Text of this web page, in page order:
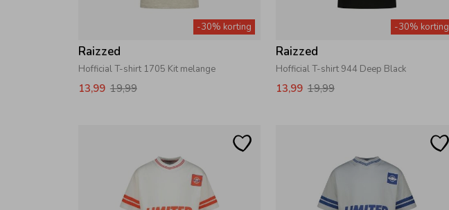
-30% korting
Raizzed
Hofficial T-shirt 1705 Kit melange
13,99 19,99
-30% korting
Raizzed
Hofficial T-shirt 944 Deep Black
13,99 19,99